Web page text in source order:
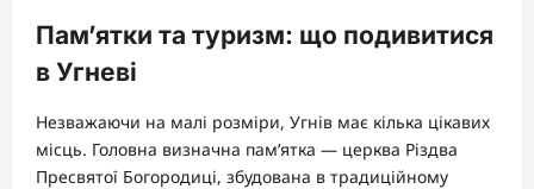
Пам’ятки та туризм: що подивитися
в Угневі
Незважаючи на малі розміри, Угнів має кілька цікавих
місць. Головна визначна пам’ятка — церква Різдва
Пресвятої Богородиці, збудована в традиційному